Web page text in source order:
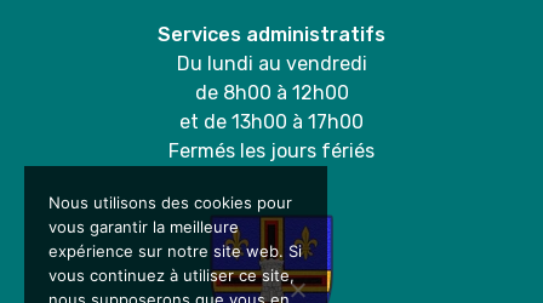
Services administratifs
Du lundi au vendredi
de 8h00 à 12h00
et de 13h00 à 17h00
Fermés les jours fériés
Nous utilisons des cookies pour
vous garantir la meilleure
expérience sur notre site web. Si
vous continuez à utiliser ce site,